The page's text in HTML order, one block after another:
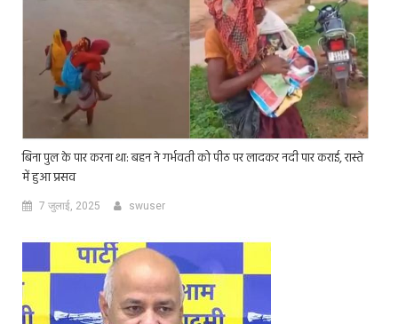
बिना पुल के पार करना था: बहन ने गर्भवती को पीठ पर लादकर नदी पार कराई, रास्ते
में हुआ प्रसव
7 जुलाई, 2025 swuser